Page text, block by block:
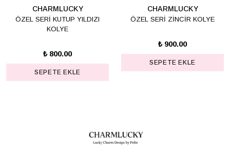
CHARMLUCKY
ÖZEL SERİ KUTUP YILDIZI
KOLYE
₺ 800.00
SEPETE EKLE
CHARMLUCKY
ÖZEL SERİ ZİNCİR KOLYE
₺ 900.00
SEPETE EKLE